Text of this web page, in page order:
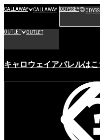
CALLAWAY CALLAWAY ODYSSEY
OUTLET OUTLET
キャロウェイアパレルは